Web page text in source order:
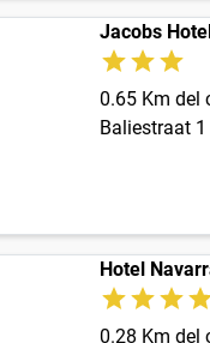
Jacobs Hotel
0.65 Km del
Baliestraat 1
Hotel
0.28 Km del